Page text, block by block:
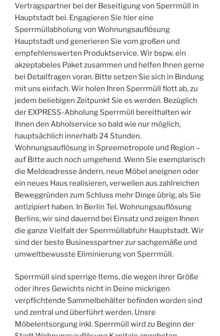
Vertragspartner bei der Beseitigung von Sperrmüll in
Hauptstadt bei. Engagieren Sie hier eine
Sperrmüllabholung von Wohnungsauflösung
Hauptstadt und generieren Sie vom großen und
empfehlenswerten Produktservice. Wir bspw. ein
akzeptabeles Paket zusammen und helfen Ihnen gerne
bei Detailfragen voran. Bitte setzen Sie sich in Bindung
mit uns einfach. Wir holen Ihren Sperrmüll flott ab, zu
jedem beliebigen Zeitpunkt Sie es werden. Bezüglich
der EXPRESS-Abholung Sperrmüll bereithalten wir
Ihnen den Abholservice so bald wie nur möglich,
hauptsächlich innerhalb 24 Stunden.
Wohnungsauflösung in Spreemetropole und Region –
auf Bitte auch noch umgehend. Wenn Sie exemplarisch
die Meldeadresse ändern, neue Möbel aneignen oder
ein neues Haus realisieren, verweilen aus zahlreichen
Beweggründen zum Schluss mehr Dinge übrig, als Sie
antizipiert haben. In Berlin Tel. Wohnungsauflösung
Berlins, wir sind dauernd bei Einsatz und zeigen Ihnen
die ganze Vielfalt der Sperrmüllabfuhr Hauptstadt. Wir
sind der beste Businesspartner zur sachgemäße und
umweltbewusste Eliminierung von Sperrmüll.
Sperrmüll sind sperrige Items, die wegen ihrer Größe
oder ihres Gewichts nicht in Deine mickrigen
verpflichtende Sammelbehälter befinden worden sind
und zentral und überführt werden. Unsre
Möbelentsorgung inkl. Sperrmüll wird zu Beginn der